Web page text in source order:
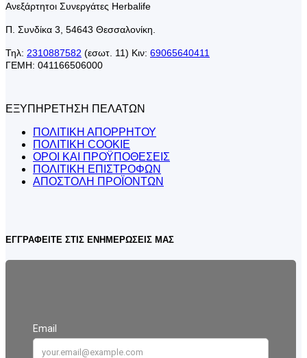
Ανεξάρτητοι Συνεργάτες Herbalife
Π. Συνδίκα 3, 54643 Θεσσαλονίκη.
Τηλ: 2310887582 (εσωτ. 11) Κιν: 69065640411
ΓΕΜΗ: 041166506000
ΕΞΥΠΗΡΕΤΗΣΗ ΠΕΛΑΤΩΝ
ΠΟΛΙΤΙΚΗ ΑΠΟΡΡΗΤΟΥ
ΠΟΛΙΤΙΚΗ COOKIE
ΟΡΟΙ ΚΑΙ ΠΡΟΫΠΟΘΕΣΕΙΣ
ΠΟΛΙΤΙΚΗ ΕΠΙΣΤΡΟΦΩΝ
ΑΠΟΣΤΟΛΗ ΠΡΟΪΟΝΤΩΝ
ΕΓΓΡΑΦΕΙΤΕ ΣΤΙΣ ΕΝΗΜΕΡΩΣΕΙΣ ΜΑΣ